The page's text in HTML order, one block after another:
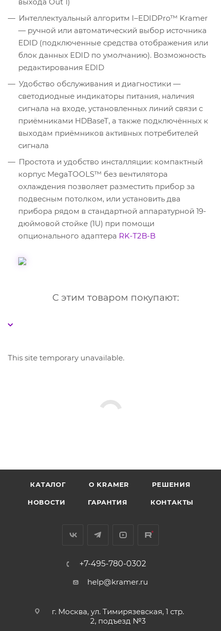
Интеллектуальный алгоритм I–EDIDPro™ Kramer
— ручной или автоматический выбор источника
EDID (подключенные средства отображения или
блок данных EDID по умолчанию). Возможность
редактирования EDID
Удобство обслуживания и диагностики —
светодиодные индикаторы питания, наличия
сигнала на входе, установленных линий связи с
приёмниками HDBaseT, а также подключённых к
выходам приёмников активных потребителей
сигнала
Простота и удобство инсталляции: компактный
корпус MegaTOOLS™ без вентилятора
охлаждения позволяет разместить прибор за
подвесным потолком, или установить два
прибора рядом в стандартной аппаратурной 19-
дюймовой стойке (1U) при помощи
опционального адаптера RK-T2B-B
С этим товаром покупают:
This site temporary unavailable.
КАТАЛОГ O KRAMER РЕШЕНИЯ
НОВОСТИ ГАРАНТИЯ КОНТАКТЫ
+7-495-780-0302
help@kramer.ru
г. Москва, ул. Тимирязевская, 1 стр.
2, подъезд №3